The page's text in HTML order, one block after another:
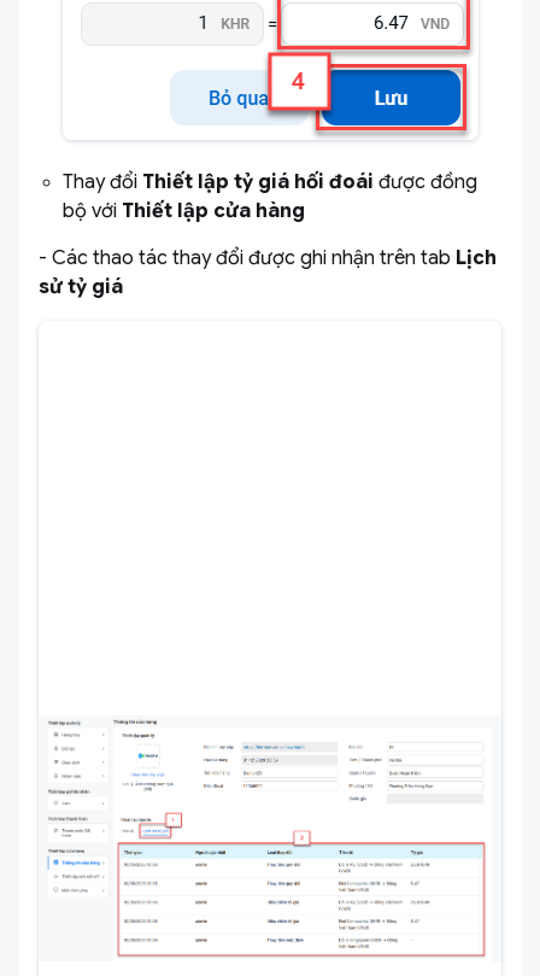
Thay đổi Thiết lập tỷ giá hối đoái được đồng
bộ với Thiết lập cửa hàng
- Các thao tác thay đổi được ghi nhận trên tab Lịch
sử tỷ giá